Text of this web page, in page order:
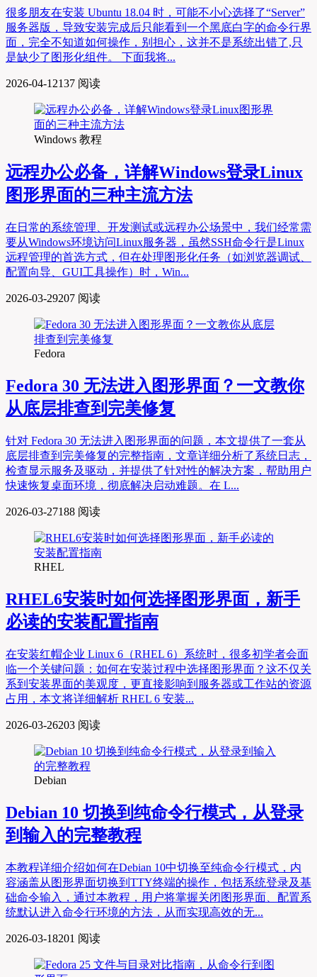
很多朋友在安装 Ubuntu 18.04 时，可能不小心选择了“Server”
服务器版，导致安装完成后只能看到一个黑底白字的命令行界
面，完全不知道如何操作，别担心，这并不是系统出错了,只
是缺少了图形化组件。 下面我将...
2026-04-12137 阅读
Windows 教程
远程办公必备，详解Windows登录Linux
图形界面的三种主流方法
在日常的系统管理、开发测试或远程办公场景中，我们经常需
要从Windows环境访问Linux服务器，虽然SSH命令行是Linux
远程管理的首选方式，但在处理图形化任务（如浏览器调试、
配置向导、GUI工具操作）时，Win...
2026-03-29207 阅读
Fedora
Fedora 30 无法进入图形界面？一文教你
从底层排查到完美修复
针对 Fedora 30 无法进入图形界面的问题，本文提供了一套从
底层排查到完美修复的完整指南，文章详细分析了系统日志，
检查显示服务及驱动，并提供了针对性的解决方案，帮助用户
快速恢复桌面环境，彻底解决启动难题。在 L...
2026-03-27188 阅读
RHEL
RHEL6安装时如何选择图形界面，新手
必读的安装配置指南
在安装红帽企业 Linux 6（RHEL 6）系统时，很多初学者会面
临一个关键问题：如何在安装过程中选择图形界面？这不仅关
系到安装界面的美观度，更直接影响到服务器或工作站的资源
占用，本文将详细解析 RHEL 6 安装...
2026-03-26203 阅读
Debian
Debian 10 切换到纯命令行模式，从登录
到输入的完整教程
本教程详细介绍如何在Debian 10中切换至纯命令行模式，内
容涵盖从图形界面切换到TTY终端的操作，包括系统登录及基
础命令输入，通过本教程，用户将掌握关闭图形界面、配置系
统默认进入命令行环境的方法，从而实现高效的无...
2026-03-18201 阅读